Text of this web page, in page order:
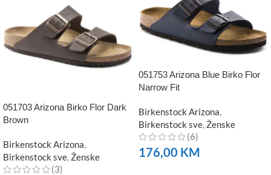
051703 Arizona Birko Flor Dark
Brown
Birkenstock Arizona
Birkenstock sve Ženske
(3)
051753 Arizona Blue Birko Flor
Narrow Fit
Birkenstock Arizona,
Birkenstock sve, Ženske
(6)
176,00 KM